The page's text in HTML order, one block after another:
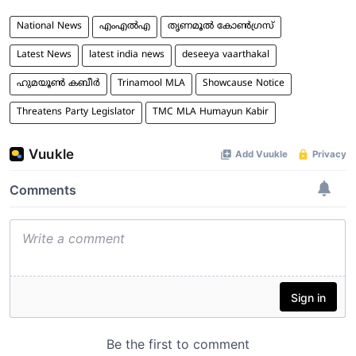
National News എംഎൽഎ തൃണമൂൽ കോൺ​ഗ്രസ്
Latest News latest india news deseeya vaarthakal
ഹുമയൂൺ കബീർ Trinamool MLA Showcause Notice
Threatens Party Legislator TMC MLA Humayun Kabir